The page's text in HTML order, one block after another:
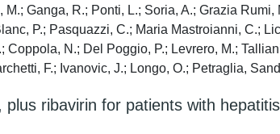
Ganga, R.; Ponti, L.; Soria, A.; Grazia
P.; Pasquazzi, C.; Maria Mastroianni, C.;
N.; Del Poggio, P.; Levrero, M.;
F.; Ivanovic, J.; Longo, O.; Petraglia,
ribavirin for patients with